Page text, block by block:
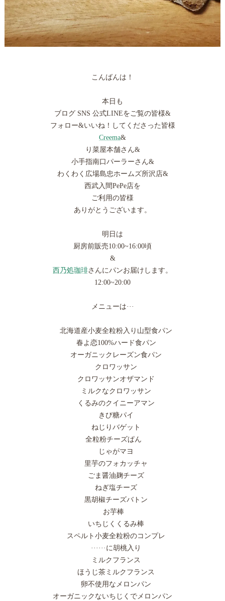
こんばんは！
本日も
ブログ SNS 公式LINEをご覧の皆様&
フォロー&いいね！してくださった皆様
Creema&
り菜屋本舗さん&
小手指南口パーラーさん&
わくわく広場島忠ホームズ所沢店&
西武入間PePe店を
ご利用の皆様
ありがとうございます。
明日は
厨房前販売10:00~16:00頃
&
西乃処珈琲さんにパンお届けします。
12:00~20:00
メニューは···
北海道産小麦全粒粉入り山型食パン
春よ恋100%ハード食パン
オーガニックレーズン食パン
クロワッサン
クロワッサンオザマンド
ミルクなクロワッサン
くるみのクイニーアマン
きび糖パイ
ねじりバゲット
全粒粉チーズぱん
じゃがマヨ
里芋のフォカッチャ
ごま醤油麹チーズ
ねぎ塩チーズ
黒胡椒チーズバトン
お芋棒
いちじくくるみ棒
スペルト小麦全粒粉のコンプレ
······に胡桃入り
ミルクフランス
ほうじ茶ミルクフランス
卵不使用なメロンパン
オーガニックないちじくでメロンパン